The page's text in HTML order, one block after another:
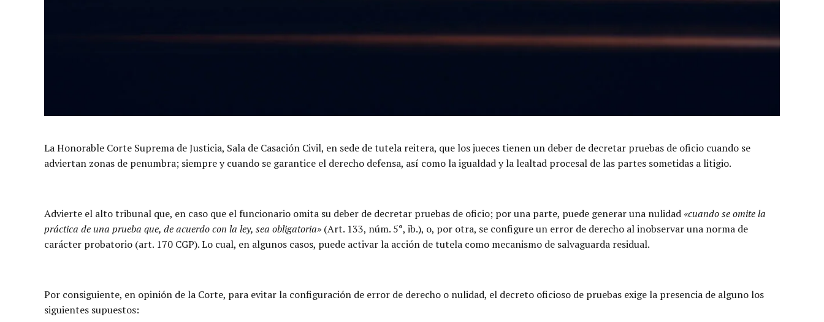
La Honorable Corte Suprema de Justicia, Sala de Casación Civil, en sede de tutela reitera, que los jueces tienen un deber de decretar pruebas de oficio cuando se
adviertan zonas de penumbra; siempre y cuando se garantice el derecho defensa, así como la igualdad y la lealtad procesal de las partes sometidas a litigio.
Advierte el alto tribunal que, en caso que el funcionario omita su deber de decretar pruebas de oficio; por una parte, puede generar una nulidad «cuando se omite la
práctica de una prueba que, de acuerdo con la ley, sea obligatoria» (Art. 133, núm. 5°, ib.), o, por otra, se configure un error de derecho al inobservar una norma de
carácter probatorio (art. 170 CGP). Lo cual, en algunos casos, puede activar la acción de tutela como mecanismo de salvaguarda residual.
Por consiguiente, en opinión de la Corte, para evitar la configuración de error de derecho o nulidad, el decreto oficioso de pruebas exige la presencia de alguno los
siguientes supuestos: